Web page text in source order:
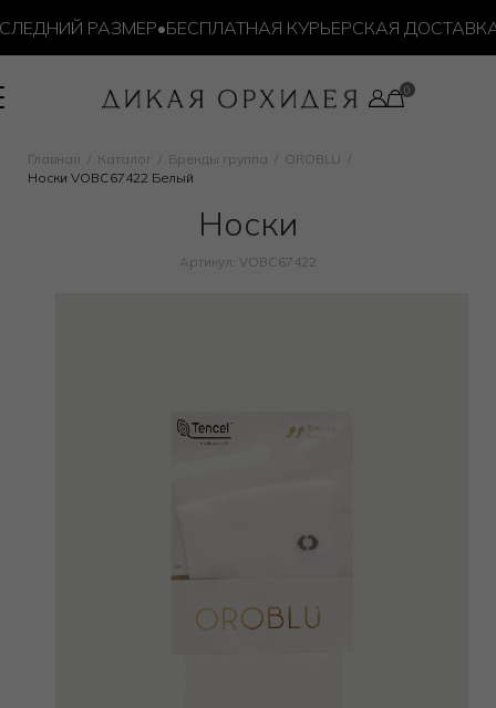
РАЗМЕР•БЕСПЛАТНАЯ КУРЬЕРСКАЯ ДОСТАВКА
Главная Каталог Бренды группа
OROBLU
Носки VOBC67422 Белый
Носки
Артикул: VOBC67422